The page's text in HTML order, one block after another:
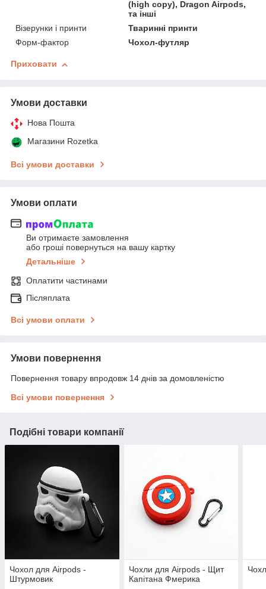
(high copy), Dragon Airpods,
та інші
Візерунки і принти
Тваринні принти
Форм-фактор
Чохол-футляр
Приховати
Умови доставки
Нова Пошта
Магазини Rozetka
Всі умови доставки
Умови оплати
Ви отримаєте замовлення
або гроші повернуться на вашу картку
Детальніше
Оплатити частинами
Післяплата
Всі умови оплати
Умови повернення
Повернення товару впродовж 14 днів за домовленістю
Всі умови повернення
Подібні товари компанії
Чохол для Airpods -
Штурмовик
Чохли для Airpods - Щит
Капітана Фмерика